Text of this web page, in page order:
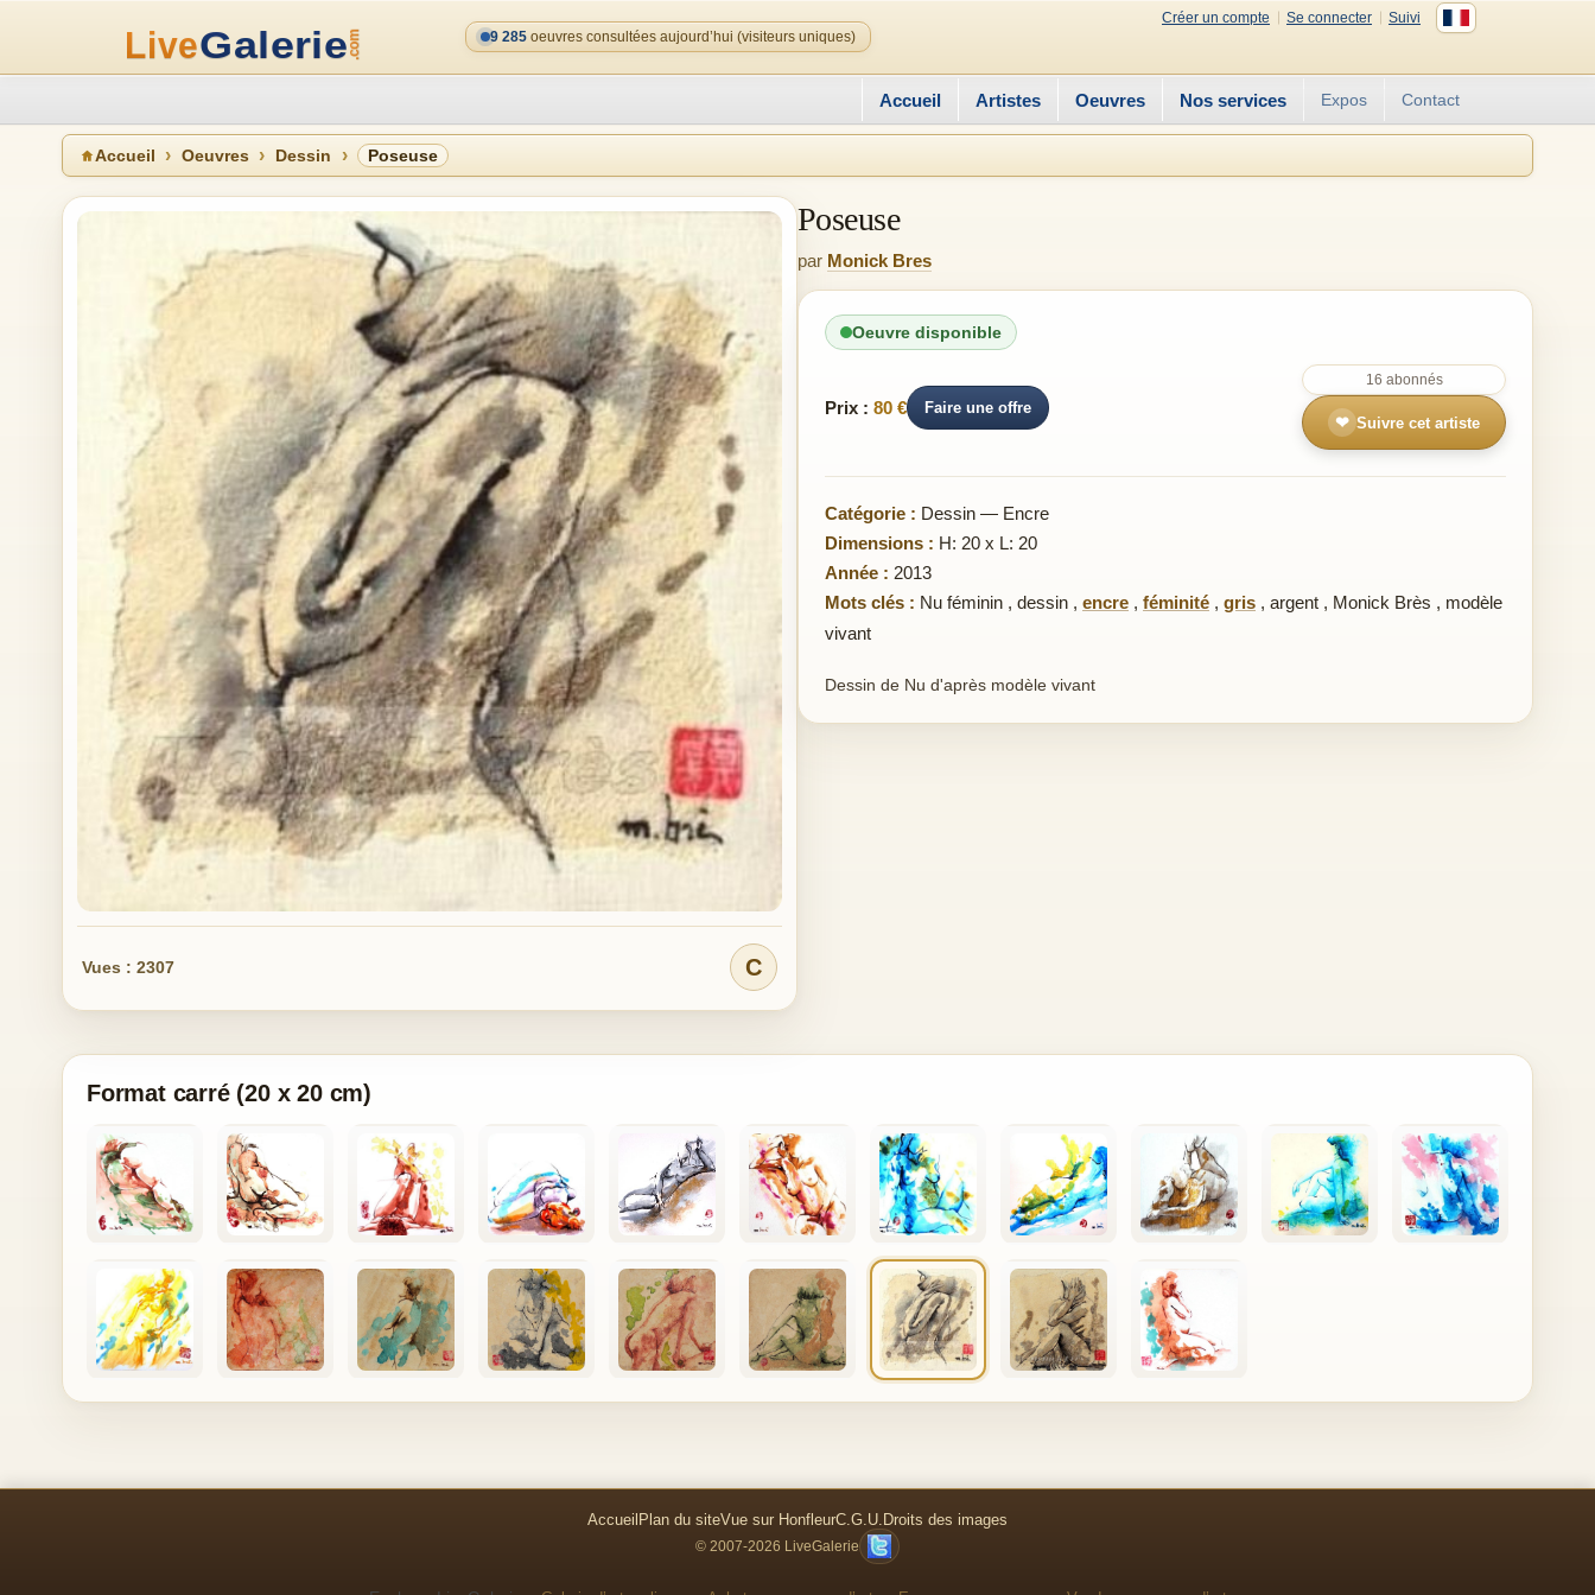
Créer un compte Se connecter
Suivi
9 285 oeuvres consultées aujourd’hui (visiteurs uniques)
Accueil Artistes Oeuvres Nos services Expos Contact
Accueil Oeuvres Dessin Poseuse
Vues : 2307 C
Poseuse
par Monick Bres
Oeuvre disponible
Prix : 80 € Faire une offre
16 abonnés
❤ Suivre cet artiste
Catégorie : Dessin — Encre
Dimensions : H: 20 x L: 20
Année : 2013
Mots clés : Nu féminin , dessin , encre , féminité , gris , argent , Monick Brès , modèle
vivant
Dessin de Nu d'après modèle vivant
Format carré (20 x 20 cm)
Accueil Plan du siteVue sur HonfleurC.G.U. Droits des images
© 2007-2026 LiveGalerie